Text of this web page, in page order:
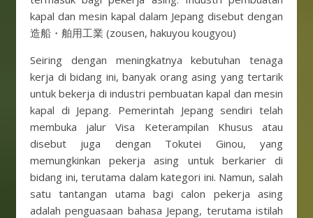
kapal dan mesin kapal dalam Jepang disebut dengan
造船・舶用工業 (zousen, hakuyou kougyou)
Seiring dengan meningkatnya kebutuhan tenaga
kerja di bidang ini, banyak orang asing yang tertarik
untuk bekerja di industri pembuatan kapal dan mesin
kapal di Jepang. Pemerintah Jepang sendiri telah
membuka jalur Visa Keterampilan Khusus atau
disebut juga dengan Tokutei Ginou, yang
memungkinkan pekerja asing untuk berkarier di
bidang ini, terutama dalam kategori ini. Namun, salah
satu tantangan utama bagi calon pekerja asing
adalah penguasaan bahasa Jepang, terutama istilah